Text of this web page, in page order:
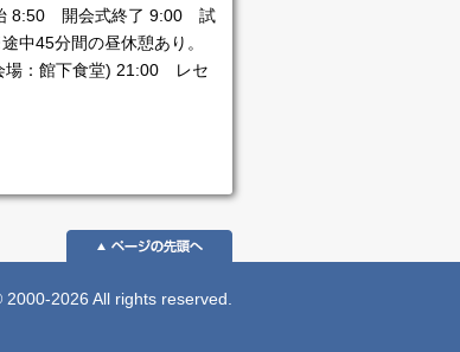
8:50 開会式終了 9:00 試
中45分間の昼休憩あり。
：館下食堂) 21:00 レセ
2026 All rights reserved.